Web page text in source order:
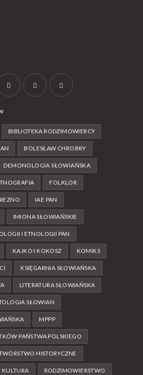
BIBLIOTEKA RODZIMOWIERCY
BOLESŁAW CHROBRY
DEMONOLOGIA SŁOWIAŃSKA
FOLKLOR
IAE PAN
IMIONA SŁOWIAŃSKIE
I ETNOLOGII PAN
KAJKO I KOKOSZ KOMIKS
KSIĘGARNIA SŁOWIAŃSKA
LITERATURA SŁOWIAŃSKA
SŁOWIAN
MPPP
PAŃSTWA POLSKIEGO
HISTORYCZNE
KULTURA RODZIMOWIERSTWO